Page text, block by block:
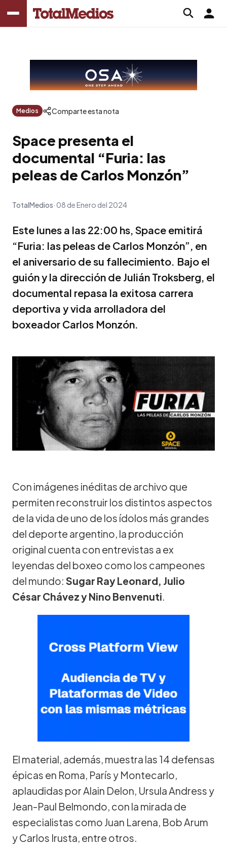
Medios Comparte esta nota
Space presenta el
documental “Furia: las
peleas de Carlos Monzón”
TotalMedios 08 de Enero del 2024
Este lunes a las 22:00 hs, Space emitirá
“Furia: las peleas de Carlos Monzón”, en
el aniversario de su fallecimiento. Bajo el
guión y la dirección de Julián Troksberg, el
documental repasa la exitosa carrera
deportiva y vida arrolladora del
boxeador Carlos Monzón.
Con imágenes inéditas de archivo que
permiten reconstruir los distintos aspectos
de la vida de uno de los ídolos más grandes
del deporte argentino, la producción
original cuenta con entrevistas a ex
leyendas del boxeo como los campeones
del mundo: Sugar Ray Leonard, Julio
César Chávez y Nino Benvenuti.
El material, además, muestra las 14 defensas
épicas en Roma, París y Montecarlo,
aplaudidas por Alain Delon, Ursula Andress y
Jean-Paul Belmondo, con la mirada de
especialistas como Juan Larena, Bob Arum
y Carlos Irusta, entre otros.